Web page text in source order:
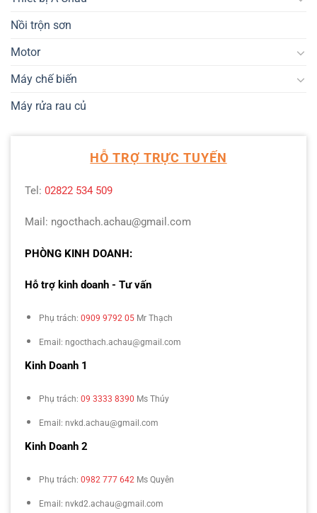
Nồi trộn sơn
Motor
Máy chế biến
Máy rửa rau củ
HỖ TRỢ TRỰC TUYẾN
Tel: 02822 534 509
Mail: ngocthach.achau@gmail.com
PHÒNG KINH DOANH:
Hỗ trợ kinh doanh - Tư vấn
Phụ trách: 0909 9792 05 Mr Thạch
Email: ngocthach.achau@gmail.com
Kinh Doanh 1
Phụ trách: 09 3333 8390 Ms Thúy
Email: nvkd.achau@gmail.com
Kinh Doanh 2
Phụ trách: 0982 777 642 Ms Quyên
Email: nvkd2.achau@gmail.com